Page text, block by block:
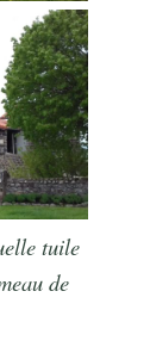
tuile
de